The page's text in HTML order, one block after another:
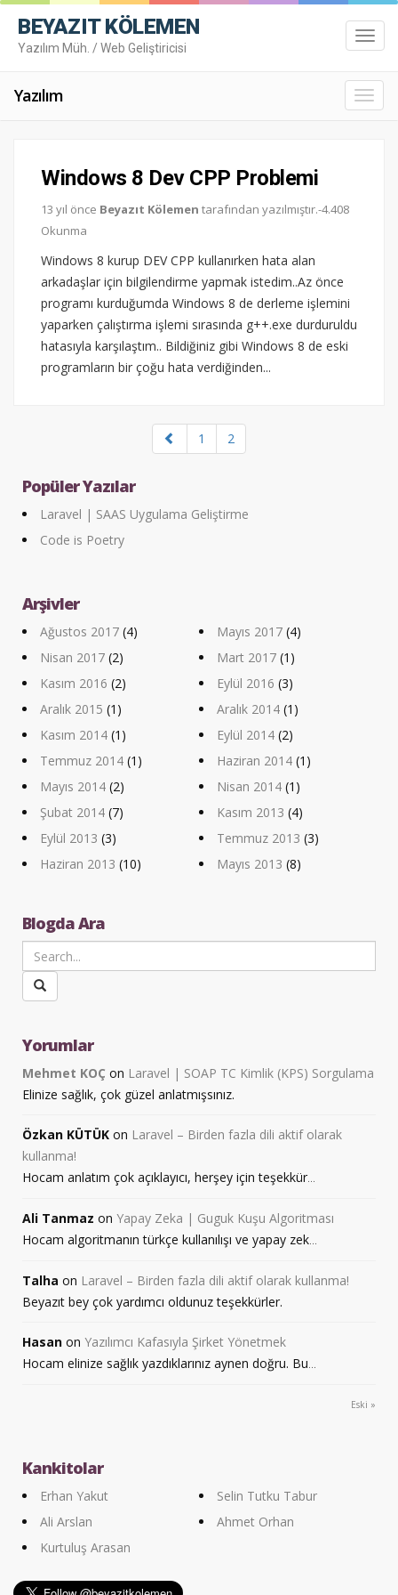
BEYAZIT KÖLEMEN
Yazılım Müh. / Web Geliştiricisi
Yazılım
Windows 8 Dev CPP Problemi
13 yıl önce Beyazıt Kölemen tarafından yazılmıştır.-4.408
Okunma
Windows 8 kurup DEV CPP kullanırken hata alan
arkadaşlar için bilgilendirme yapmak istedim..Az önce
programı kurduğumda Windows 8 de derleme işlemini
yaparken çalıştırma işlemi sırasında g++.exe durduruldu
hatasıyla karşılaştım.. Bildiğiniz gibi Windows 8 de eski
programların bir çoğu hata verdiğinden...
1 2
Popüler Yazılar
Laravel | SAAS Uygulama Geliştirme
Code is Poetry
Arşivler
Ağustos 2017 (4) Mayıs 2017 (4)
Nisan 2017 (2) Mart 2017 (1)
Kasım 2016 (2) Eylül 2016 (3)
Aralık 2015 (1) Aralık 2014 (1)
Kasım 2014 (1) Eylül 2014 (2)
Temmuz 2014 (1) Haziran 2014 (1)
Mayıs 2014 (2) Nisan 2014 (1)
Şubat 2014 (7) Kasım 2013 (4)
Eylül 2013 (3) Temmuz 2013 (3)
Haziran 2013 (10) Mayıs 2013 (8)
Blogda Ara
Yorumlar
Mehmet KOÇ on Laravel | SOAP TC Kimlik (KPS) Sorgulama
Elinize sağlık, çok güzel anlatmışsınız.
Özkan KÜTÜK on Laravel – Birden fazla dili aktif olarak
kullanma!
Hocam anlatım çok açıklayıcı, herşey için teşekkür...
Ali Tanmaz on Yapay Zeka | Guguk Kuşu Algoritması
Hocam algoritmanın türkçe kullanılışı ve yapay zek...
Talha on Laravel – Birden fazla dili aktif olarak kullanma!
Beyazıt bey çok yardımcı oldunuz teşekkürler.
Hasan on Yazılımcı Kafasıyla Şirket Yönetmek
Hocam elinize sağlık yazdıklarınız aynen doğru. Bu...
Eski »
Kankitolar
Erhan Yakut
Selin Tutku Tabur
Ali Arslan
Ahmet Orhan
Kurtuluş Arasan